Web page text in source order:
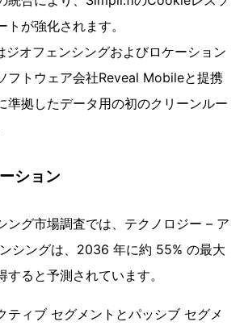
トが強化されます。
オフェンシングおよびロケーション
フトウェア会社Reveal Mobileと提携
準拠したデータ用の初のクリーンルー
ション
ング市場調査では、テクノロジー – ア
シングは、2036 年に約 55% の最大
ると予測されています。
ティブ セグメントとパッシブ セグメ